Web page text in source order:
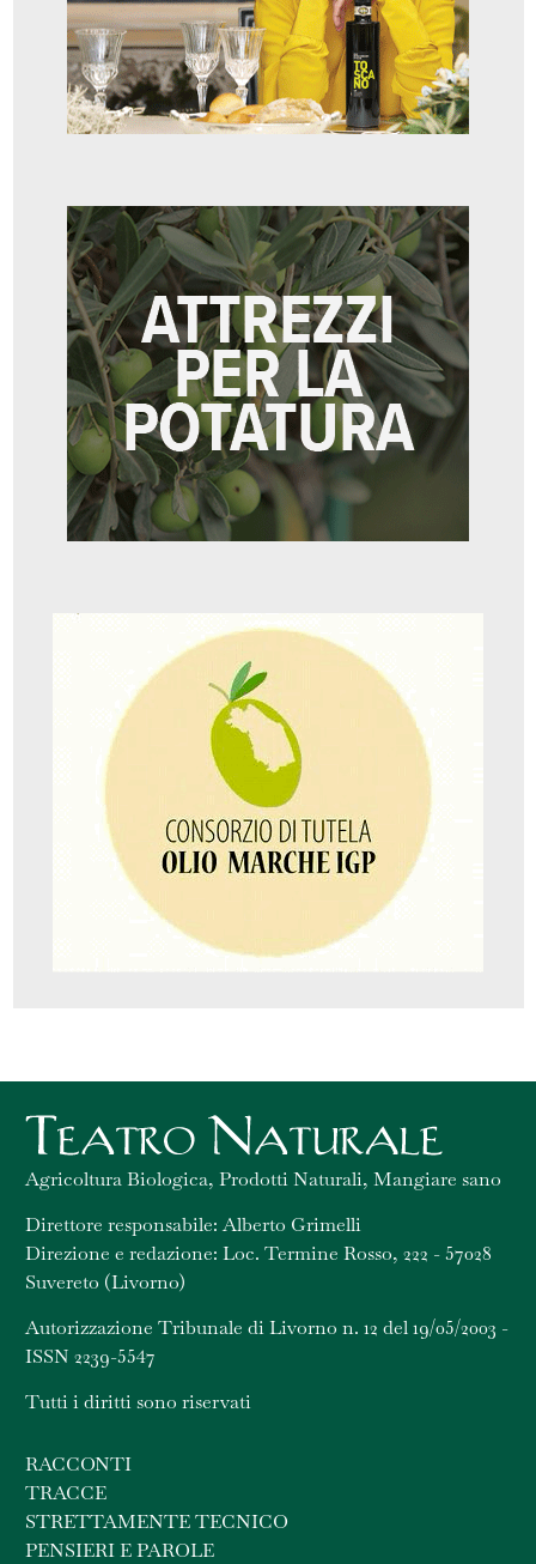
Agricoltura Biologica, Prodotti Naturali, Mangiare sano
Direttore responsabile: Alberto Grimelli
Direzione e redazione: Loc. Termine Rosso, 222 - 57028
Suvereto (Livorno)
Autorizzazione Tribunale di Livorno n. 12 del 19/05/2003 -
ISSN 2239-5547
Tutti i diritti sono riservati
RACCONTI
TRACCE
STRETTAMENTE TECNICO
PENSIERI E PAROLE